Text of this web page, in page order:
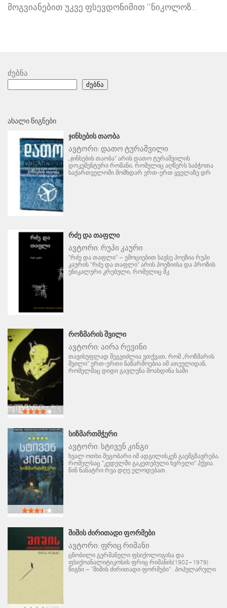
მოგვიანებით უკვე ფსევდონიმით ‘’ნიკოლოზ...
ძებნა
ძებნა
ᲐᲮᲐᲚᲘ ᲬᲘᲒᲜᲔᲑᲘ
ᲯᲘᲜᲡᲔᲑᲘᲡ ᲗᲐᲝᲑᲐ
ავტორი: დათო ტურაშვილი
„ჯინსების თაობა“ არის დათო ტურაშვილის
დოკუმენტური რომანი, რომელიც აღწერს საბჭოთა
საქართველოში მომხდარ ერთ-ერთ ყველაზე დრ
ᲠᲫᲔ ᲓᲐ ᲗᲐᲤᲚᲘ
ავტორი: რუპი კაური
"რძე და თაფლი" – ემოციებით სავსე პოეზია რუპი
კაურის "რძე და თაფლი" არის პოეზიისა და პროზის
უნიკალური კრებული, რომელიც მკ
ᲠᲝᲖᲛᲐᲠᲘᲡ ᲨᲕᲘᲚᲘ
ავტორი: აირა რევინი
თავისუფლად შეგვიძლია ვთქვათ, რომ „როზმარის
შვილი" ერთ-ერთი ნაწარმოებია იმ ათეულიდან,
რომელმაც დიდი გავლენა მოახდინა საში
ᲡᲘᲖᲛᲐᲠᲗᲛᲭᲔᲠᲘ
ავტორი: სტივენ კინგი
ხვალ ოთხი მეგობარი იმ ადგილისკენ გაემგზავრება,
რომელსაც "კედელში გაკეთებული ხვრელი" ჰქვია.
წინ ნანატრი რვა დღე ელოდებათ.
ᲨᲘᲨᲘᲡ ᲫᲘᲠᲘᲗᲐᲓᲘ ᲤᲝᲠᲛᲔᲑᲘ
ავტორი: ფრიც რიმანი
ცნობილი გერმანელი ფსიქოლოგისა და
ფსიქოანალიტიკოსის ფრიც რიმანის(1902–1979)
წიგნი – "შიშის ძირითადი ფორმები" . პოპულარული